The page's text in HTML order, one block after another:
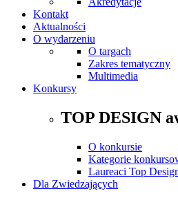
Kontakt
Aktualności
O wydarzeniu
O targach
Zakres tematyczny
Multimedia
Konkursy
TOP DESIGN
O konkursie
Kategorie
Laureaci Top
Dla Zwiedzających